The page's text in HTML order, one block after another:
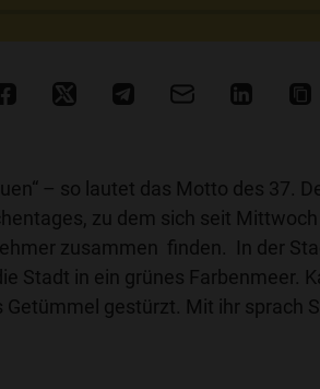
– so lautet das Motto des 37.
zu dem sich seit
zusammen finden. In der
Stadt in ein grünes Farbenmeer.
Getümmel gestürzt. Mit ihr sprach